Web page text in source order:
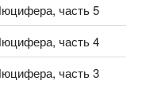
часть 5
часть 4
часть 3